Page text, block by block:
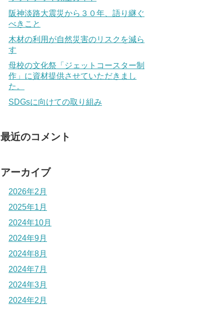
阪神淡路大震災から３０年、語り継ぐ
べきこと
木材の利用が自然災害のリスクを減ら
す
母校の文化祭「ジェットコースター制
作」に資材提供させていただきまし
た。
SDGsに向けての取り組み
最近のコメント
アーカイブ
2026年2月
2025年1月
2024年10月
2024年9月
2024年8月
2024年7月
2024年3月
2024年2月